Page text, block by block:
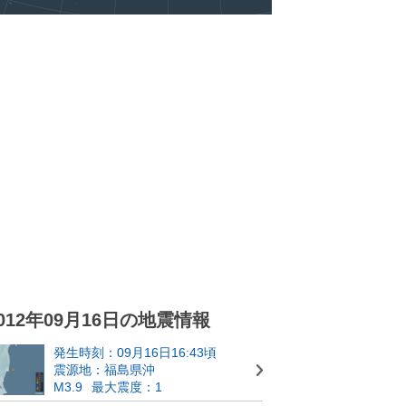
年09月16日の地震情報
発生時刻：09月16日16:43頃
震源地：福島県沖
M3.9
最大震度：1